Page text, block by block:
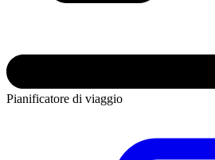
Pianificatore di viaggio